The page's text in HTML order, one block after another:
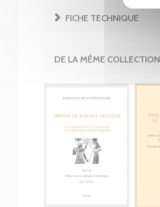
FICHE TECHNIQUE
DE LA MÊME COLLECTION